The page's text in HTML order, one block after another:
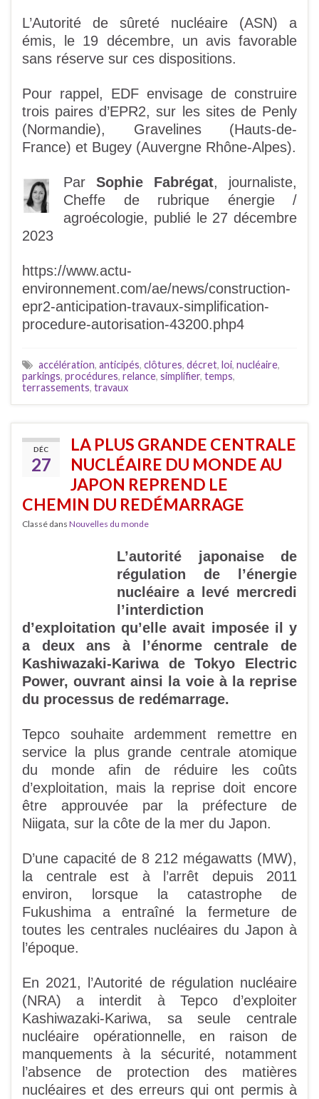
L’Autorité de sûreté nucléaire (ASN) a
émis, le 19 décembre, un avis favorable
sans réserve sur ces dispositions.
Pour rappel, EDF envisage de construire
trois paires d’EPR2, sur les sites de Penly
(Normandie), Gravelines (Hauts-de-
France) et Bugey (Auvergne Rhône-Alpes).
Par Sophie Fabrégat, journaliste,
Cheffe de rubrique énergie /
agroécologie, publié le 27 décembre
2023
https://www.actu-
environnement.com/ae/news/construction-
epr2-anticipation-travaux-simplification-
procedure-autorisation-43200.php4
accélération, anticipés, clôtures, décret, loi, nucléaire,
parkings, procédures, relance, simplifier, temps,
terrassements, travaux
DÉC
27
LA PLUS GRANDE CENTRALE
NUCLÉAIRE DU MONDE AU
JAPON REPREND LE
CHEMIN DU REDÉMARRAGE
Classé dans Nouvelles du monde
L’autorité japonaise de
régulation de l’énergie
nucléaire a levé mercredi
l’interdiction
d’exploitation qu’elle avait imposée il y
a deux ans à l’énorme centrale de
Kashiwazaki-Kariwa de Tokyo Electric
Power, ouvrant ainsi la voie à la reprise
du processus de redémarrage.
Tepco souhaite ardemment remettre en
service la plus grande centrale atomique
du monde afin de réduire les coûts
d’exploitation, mais la reprise doit encore
être approuvée par la préfecture de
Niigata, sur la côte de la mer du Japon.
D’une capacité de 8 212 mégawatts (MW),
la centrale est à l’arrêt depuis 2011
environ, lorsque la catastrophe de
Fukushima a entraîné la fermeture de
toutes les centrales nucléaires du Japon à
l’époque.
En 2021, l’Autorité de régulation nucléaire
(NRA) a interdit à Tepco d’exploiter
Kashiwazaki-Kariwa, sa seule centrale
nucléaire opérationnelle, en raison de
manquements à la sécurité, notamment
l’absence de protection des matières
nucléaires et des erreurs qui ont permis à